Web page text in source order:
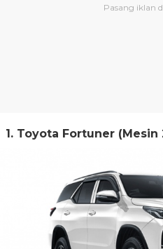
1. Toyota Fortuner (Mesin